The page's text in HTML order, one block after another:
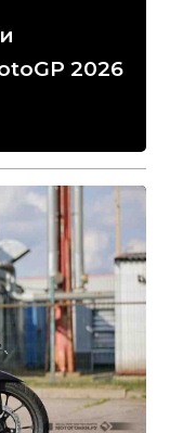
2026